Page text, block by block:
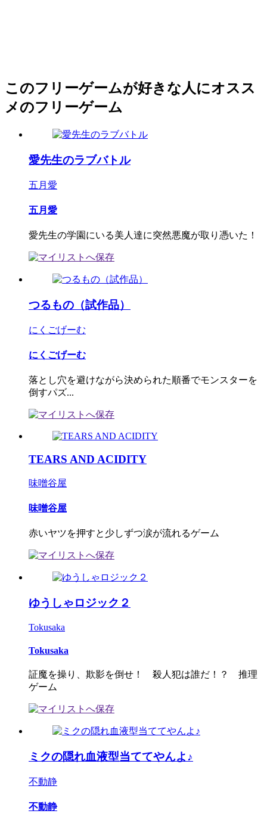
このフリーゲームが好きな人にオスス
メのフリーゲーム
愛先生のラブバトル
五月愛
五月愛
愛先生の学園にいる美人達に突然悪魔が取り憑いた！
つるもの（試作品）
にくごげーむ
にくごげーむ
落とし穴を避けながら決められた順番でモンスターを
倒すパズ...
TEARS AND ACIDITY
味噌谷屋
味噌谷屋
赤いヤツを押すと少しずつ涙が流れるゲーム
ゆうしゃロジック２
Tokusaka
Tokusaka
証魔を操り、欺影を倒せ！ 殺人犯は誰だ！？ 推理
ゲーム
ミクの隠れ血液型当ててやんよ♪
不動静
不動静